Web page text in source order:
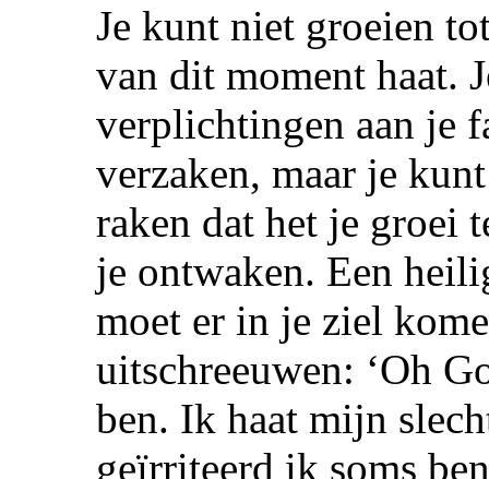
Je kunt niet groeien
van dit moment haat.
verplichtingen aan je
verzaken, maar je
raken dat het je groei
je ontwaken. Een
moet er in je ziel
uitschreeuwen: ‘Oh
ben. Ik haat mijn
geïrriteerd ik soms